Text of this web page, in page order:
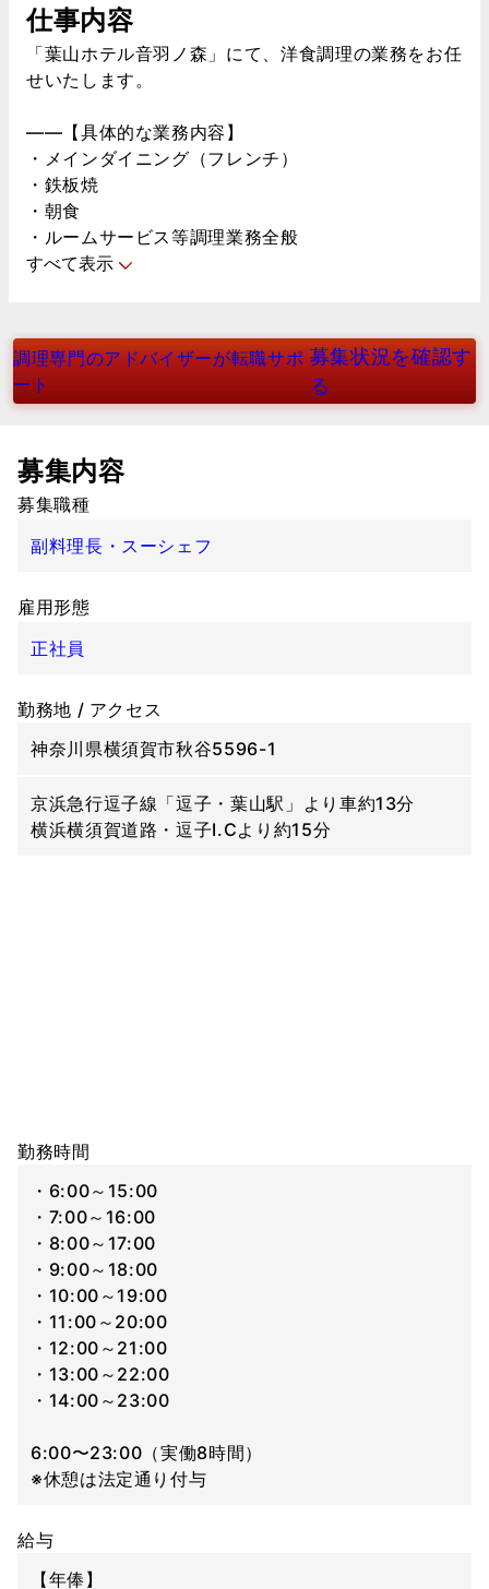
仕事内容
「葉山ホテル音羽ノ森」にて、洋食調理の業務をお任
せいたします。
――【具体的な業務内容】
・メインダイニング（フレンチ）
・鉄板焼
・朝食
・ルームサービス等調理業務全般
すべて表示
調理専門のアドバイザーが転職サポ
ート
募集状況を確認す
る
募集内容
募集職種
副料理長・スーシェフ
雇用形態
正社員
勤務地 / アクセス
神奈川県横須賀市秋谷5596-1
京浜急行逗子線「逗子・葉山駅」より車約13分
横浜横須賀道路・逗子I.Cより約15分
勤務時間
・6:00～15:00
・7:00～16:00
・8:00～17:00
・9:00～18:00
・10:00～19:00
・11:00～20:00
・12:00～21:00
・13:00～22:00
・14:00～23:00
6:00〜23:00（実働8時間）
※休憩は法定通り付与
給与
【年俸】